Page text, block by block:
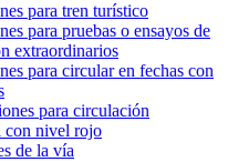
para tren turístico
para pruebas o ensayos de
extraordinarios
para circular en fechas con
para circulación
con nivel rojo
de la vía